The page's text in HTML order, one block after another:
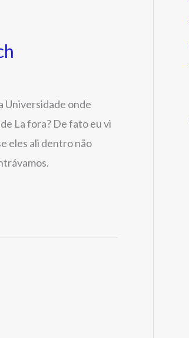
Universidade onde
La fora? De fato eu vi
eles ali dentro não